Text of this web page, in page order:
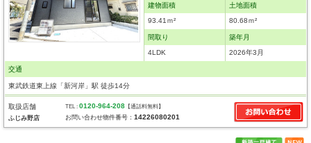
建物面積
93.41ｍ²
土地面積
80.68ｍ²
間取り
4LDK
築年月
2026年3月
交通
東武鉄道東上線「新河岸」駅 徒歩14分
取扱店舗
ふじみ野店
TEL :0120-964-208 【通話料無料】
お問い合わせ物件番号：14226080201